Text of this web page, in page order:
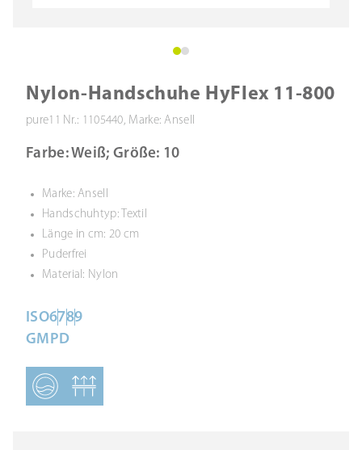
Nylon-Handschuhe HyFlex 11-800
pure11 Nr.: 1105440, Marke: Ansell
Farbe: Weiß; Größe: 10
Marke: Ansell
Handschuhtyp: Textil
Länge in cm: 20 cm
Puderfrei
Material: Nylon
ISO6789
GMPD